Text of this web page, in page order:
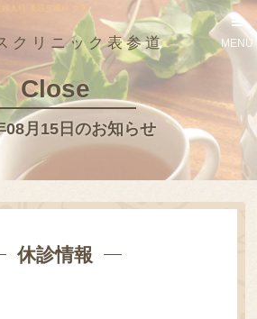
人科 美容皮膚科 女医
クリニック表参道 MENU
Close
08月15日のお知らせ
休診情報